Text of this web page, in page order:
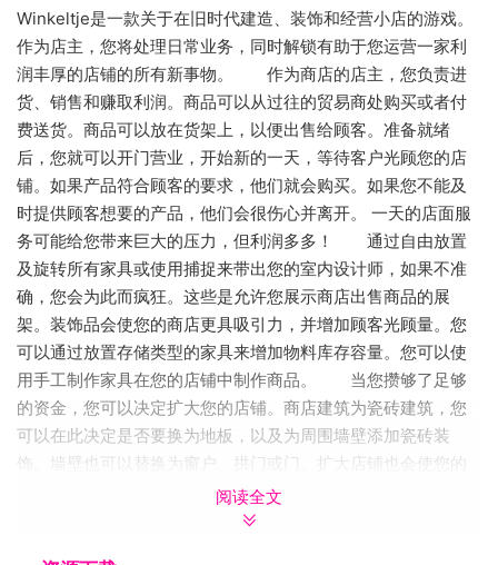
Winkeltje是一款关于在旧时代建造、装饰和经营小店的游戏。
作为店主，您将处理日常业务，同时解锁有助于您运营一家利
润丰厚的店铺的所有新事物。 作为商店的店主，您负责进
货、销售和赚取利润。商品可以从过往的贸易商处购买或者付
费送货。商品可以放在货架上，以便出售给顾客。准备就绪
后，您就可以开门营业，开始新的一天，等待客户光顾您的店
铺。如果产品符合顾客的要求，他们就会购买。如果您不能及
时提供顾客想要的产品，他们会很伤心并离开。 一天的店面服
务可能给您带来巨大的压力，但利润多多！ 通过自由放置
及旋转所有家具或使用捕捉来带出您的室内设计师，如果不准
确，您会为此而疯狂。这些是允许您展示商店出售商品的展
架。装饰品会使您的商店更具吸引力，并增加顾客光顾量。您
可以通过放置存储类型的家具来增加物料库存容量。您可以使
用手工制作家具在您的店铺中制作商品。 当您攒够了足够
的资金，您可以决定扩大您的店铺。商店建筑为瓷砖建筑，您
可以在此决定是否要换为地板，以及为周围墙壁添加瓷砖装
饰。墙壁也可以替换为窗户、拱门或门。扩大店铺也会使您的
店铺对客户更具吸引力，因为每件装饰都会让您的店铺更具吸
引力。每种类型的墙壁都有一个匹配的入口，可将整个空间连
阅读全文